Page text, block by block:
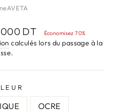
DT Économisez 70%
calculés lors du passage à la
OCRE